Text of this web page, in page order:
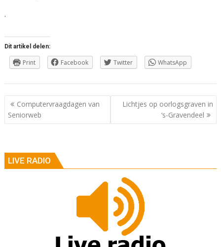
.
Dit artikel delen:
Print Facebook Twitter WhatsApp
Berichtnavigatie
Computervraagdagen van
Seniorweb
Lichtjes op oorlogsgraven in
‘s-Gravendeel
LIVE RADIO